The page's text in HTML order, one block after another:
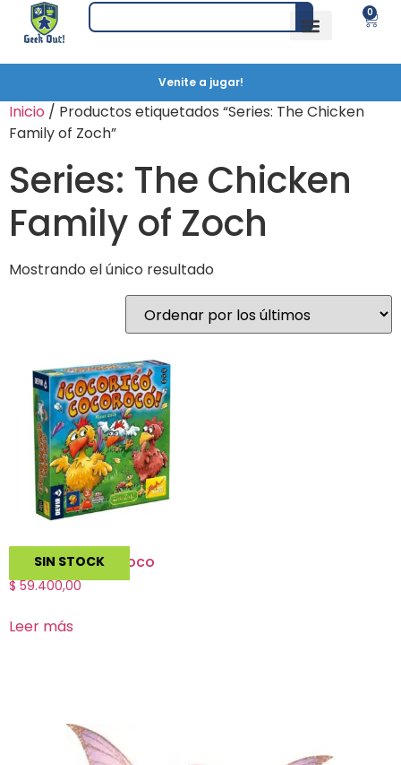
0
Venite a jugar!
Inicio / Productos etiquetados “Series: The Chicken
Family of Zoch”
Series: The Chicken
Family of Zoch
Mostrando el único resultado
SIN STOCK
Cocorico Cocoroco
$ 59.400,00
Leer más